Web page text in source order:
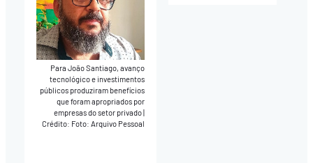
Para João Santiago, avanço
tecnológico e investimentos
públicos produziram benefícios
que foram apropriados por
empresas do setor privado|
Crédito: Foto: Arquivo Pessoal